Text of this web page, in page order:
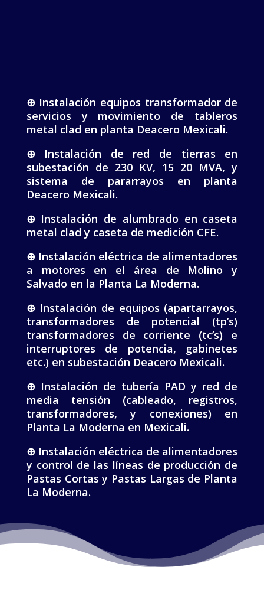
⊕ Instalación equipos transformador de
servicios y movimiento de tableros
metal clad en planta Deacero Mexicali.
⊕ Instalación de red de tierras en
subestación de 230 KV, 15 20 MVA, y
sistema de pararrayos en planta
Deacero Mexicali.
⊕ Instalación de alumbrado en caseta
metal clad y caseta de medición CFE.
⊕ Instalación eléctrica de alimentadores
a motores en el área de Molino y
Salvado en la Planta La Moderna.
⊕ Instalación de equipos (apartarrayos,
transformadores de potencial (tp’s)
transformadores de corriente (tc’s) e
interruptores de potencia, gabinetes
etc.) en subestación Deacero Mexicali.
⊕ Instalación de tubería PAD y red de
media tensión (cableado, registros,
transformadores, y conexiones) en
Planta La Moderna en Mexicali.
⊕ Instalación eléctrica de alimentadores
y control de las líneas de producción de
Pastas Cortas y Pastas Largas de Planta
La Moderna.